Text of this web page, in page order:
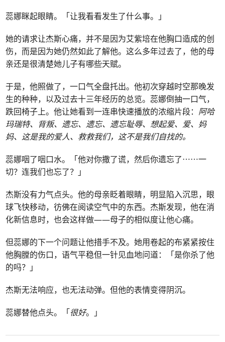
蕊娜眯起眼睛。「让我看看发生了什么事。」
她的请求让杰斯心痛，并不是因为艾紫培在他胸口造成的创
伤，而是因为她仍然如此了解他。这么多年过去了，他的母
亲还是很清楚她儿子有哪些天赋。
于是，他照做了，一口气全盘托出。他初次穿越时空那晚发
生的种种，以及过去十三年经历的总览。蕊娜倒抽一口气，
跌回椅子上。他让她看到一连串快速播放的浓缩片段： 阿哈
玛瑞特、背叛、遗忘、遗忘、遗忘耻辱、想起爱、爱、妈
妈、这是我的爱人、救救我们，这不是我们自找的。
蕊娜咽了咽口水。「他对你撒了谎，然后你遗忘了⋯⋯一
切？连我们也忘了？」
杰斯没有力气点头。他的母亲眨着眼睛，明显陷入沉思，眼
球飞快移动，彷佛在阅读空气中的东西。杰斯发现，他在消
化新信息时，也会这样做——母子的相似度让他心痛。
但蕊娜的下一个问题让他措手不及。她用卷起的布紧紧按住
他胸膛的伤口，语气平稳但一针见血地问道：「是你杀了他
的吗？」
杰斯无法响应，也无法动弹。但他的表情变得阴沉。
蕊娜替他点头。「很好。」